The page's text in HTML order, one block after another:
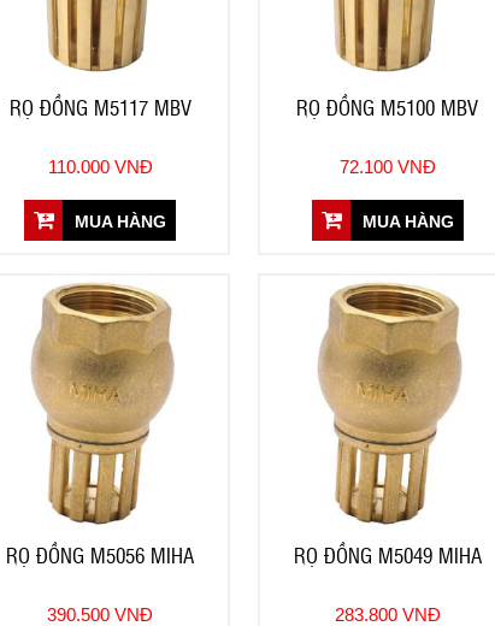
RỌ ĐỒNG M5117 MBV
110.000 VNĐ
MUA HÀNG
RỌ ĐỒNG M5100 MBV
72.100 VNĐ
MUA HÀNG
RỌ ĐỒNG M5056 MIHA
390.500 VNĐ
RỌ ĐỒNG M5049 MIHA
283.800 VNĐ